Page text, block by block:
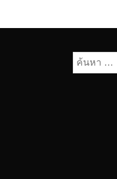
ค้นหา
สำหรับ: